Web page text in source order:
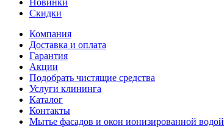
Новинки
Скидки
Компания
Доставка и оплата
Гарантия
Акции
Подобрать чистящие средства
Услуги клининга
Каталог
Контакты
Мытье фасадов и окон ионизированной водой